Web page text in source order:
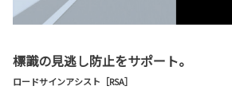
標識の見逃し防止をサポート。
ロードサインアシスト［RSA］